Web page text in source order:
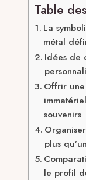
Table
La
métal
Idées de
Offrir
souvenirs
plus
le profil